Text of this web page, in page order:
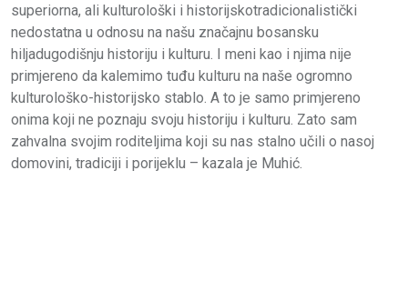
superiorna, ali kulturološki i historijskotradicionalistički
nedostatna u odnosu na našu značajnu bosansku
hiljadugodišnju historiju i kulturu. I meni kao i njima nije
primjereno da kalemimo tuđu kulturu na naše ogromno
kulturološko-historijsko stablo. A to je samo primjereno
onima koji ne poznaju svoju historiju i kulturu. Zato sam
zahvalna svojim roditeljima koji su nas stalno učili o nasoj
domovini, tradiciji i porijeklu – kazala je Muhić.